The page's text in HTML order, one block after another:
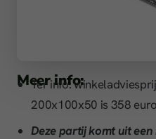
Meer info:
Ter info:
200x100x50 is 358 euro
Deze partij komt uit